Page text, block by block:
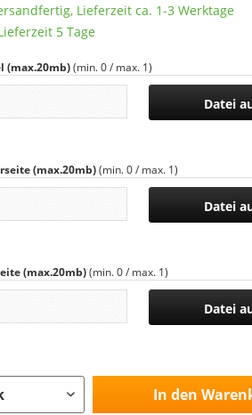
Lieferzeit ca. 1-3 Werktage
5 Tage
(max.20mb)(min. 0 / max. 1)
Datei
(max.20mb)(min. 0 / max. 1)
Datei
(max.20mb)(min. 0 / max. 1)
Datei
In den